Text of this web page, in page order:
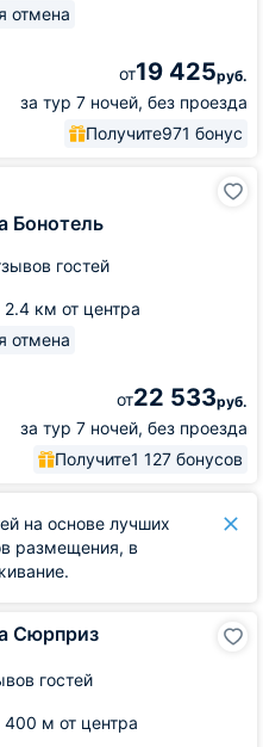
отмена
от19 425руб.
за тур 7 ночей, без проезда
Получите971 бонус
Бонотель
гостей
2.4 км от центра
отмена
от22 533руб.
за тур 7 ночей, без проезда
Получите1 127 бонусов
на основе лучших
размещения, в
Сюрприз
гостей
400 м от центра